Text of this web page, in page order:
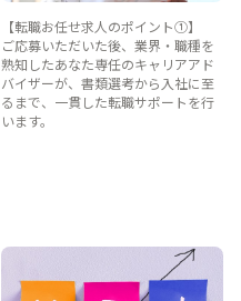
【転職お任せ求人のポイント①】
ご応募いただいた後、業界・職種を
熟知したあなた専任のキャリアアド
バイザーが、書類選考から入社に至
るまで、一貫した転職サポートを行
います。